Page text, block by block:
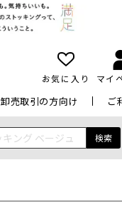
お気に入り マイ
卸売取引の方向け ご
検索